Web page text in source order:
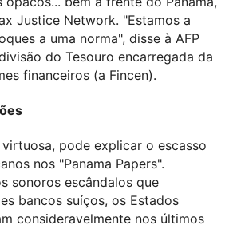
Justice Network. "Estamos a
a uma norma", disse à AFP
do Tesouro encarregada da
financeiros (a Fincen).
pode explicar o escasso
nos "Panama Papers".
sonoros escândalos que
bancos suíços, os Estados
consideravelmente nos últimos